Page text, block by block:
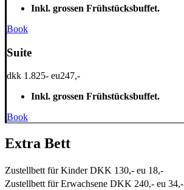
Inkl. grossen Frühstücksbuffet.
Book
Suite
dkk 1.825- eu247,-
Inkl. grossen Frühstücksbuffet.
Book
Extra Bett
Zustellbett für Kinder DKK 130,- eu 18,-
Zustellbett für Erwachsene DKK 240,- eu 34,-